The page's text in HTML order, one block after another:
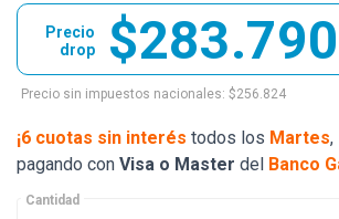
$283.790
Precio
drop
Precio sin impuestos nacionales: $256.824
¡6 cuotas sin interés todos los Martes,
pagando con Visa o Master del Banco
Cantidad